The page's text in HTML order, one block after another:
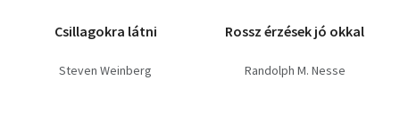
Csillagokra látni
Steven Weinberg
Rossz érzések jó okkal
Randolph M. Nesse